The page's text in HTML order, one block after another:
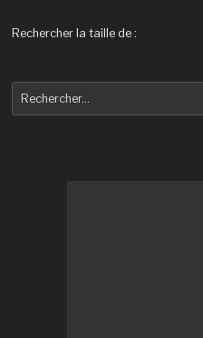
Rechercher la taille de :
pour
: